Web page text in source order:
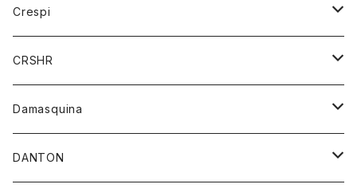
チーフ
バンダナ
トレーナー
パーカー
Tシャツ
アウター
ジャケット
Crespi
ジャケット
ワンピース
ブラウス
CRSHR
キャップ
Damasquina
ウォレット
DANTON